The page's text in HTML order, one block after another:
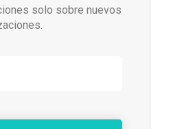
solo sobre nuevos